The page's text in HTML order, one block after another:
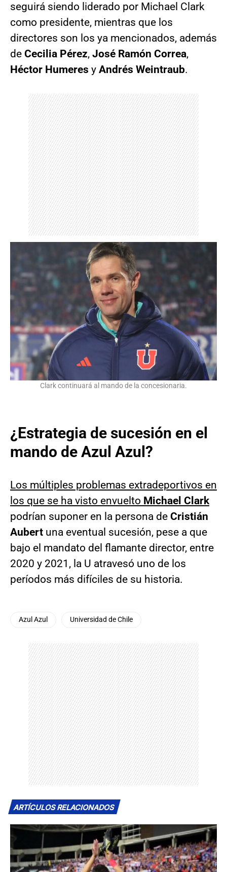
seguirá siendo liderado por Michael Clark
como presidente, mientras que los
directores son los ya mencionados, además
de Cecilia Pérez, José Ramón Correa,
Héctor Humeres y Andrés Weintraub.
Clark continuará al mando de la concesionaria.
¿Estrategia de sucesión en el
mando de Azul Azul?
Los múltiples problemas extradeportivos en
los que se ha visto envuelto Michael Clark
podrían suponer en la persona de Cristián
Aubert una eventual sucesión, pese a que
bajo el mandato del flamante director, entre
2020 y 2021, la U atravesó uno de los
períodos más difíciles de su historia.
Azul Azul Universidad de Chile
ARTÍCULOS RELACIONADOS